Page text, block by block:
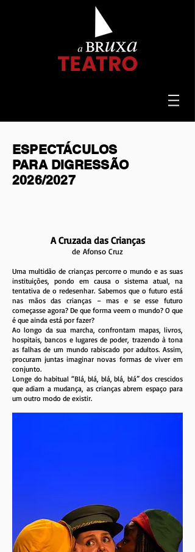
ESPECTÁCULOS
PARA DIGRESSÃO
2026/2027
A Cruzada das Crianças
de Afonso Cruz
Uma multidão de crianças percorre o mundo e as suas
instituições, pondo em causa o sistema atual, na
tentativa de o redesenhar. Sabemos que o futuro está
nas mãos das crianças – mas e se esse futuro
começasse agora? De que forma veem o mundo? O que
é que ainda está por fazer?
Ao longo da sua marcha, confrontam mapas, livros,
hospitais, bancos e lugares de poder, trazendo à tona
as falhas de um mundo rabiscado por adultos. Assim,
procuram juntas imaginar novas formas de viver em
conjunto.
Longe do habitual “Blá, blá, blá, blá, blá” dos crescidos
que adiam a mudança, as crianças abrem espaço para
um outro modo de existir.